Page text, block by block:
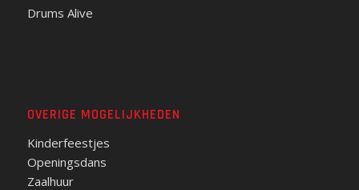
Drums Alive
OVERIGE MOGELIJKHEDEN
Kinderfeestjes
Openingsdans
Zaalhuur